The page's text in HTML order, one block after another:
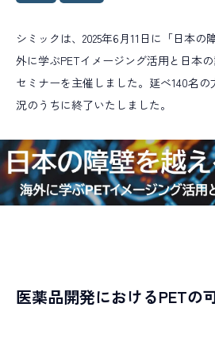
クロストーク
WORKING ENVIRO
環境・制度
RECRUIT INFO
採用情報
TOPICS
Referral
リファラル採用
Alumni
シミックは、2025年6月11日に「日本の
外に学ぶPETイメージング活用と日本
セミナーを主催しました。延べ140名
況のうちに終了いたしました。
医薬品開発におけるPETの